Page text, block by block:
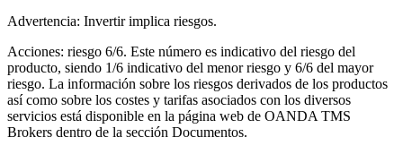
Advertencia: Invertir implica riesgos.
Acciones: riesgo 6/6. Este número es indicativo del riesgo del
producto, siendo 1/6 indicativo del menor riesgo y 6/6 del mayor
riesgo. La información sobre los riesgos derivados de los productos
así como sobre los costes y tarifas asociados con los diversos
servicios está disponible en la página web de OANDA TMS
Brokers dentro de la sección Documentos.